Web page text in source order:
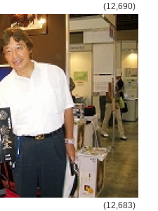
(12,690)
(12,683)